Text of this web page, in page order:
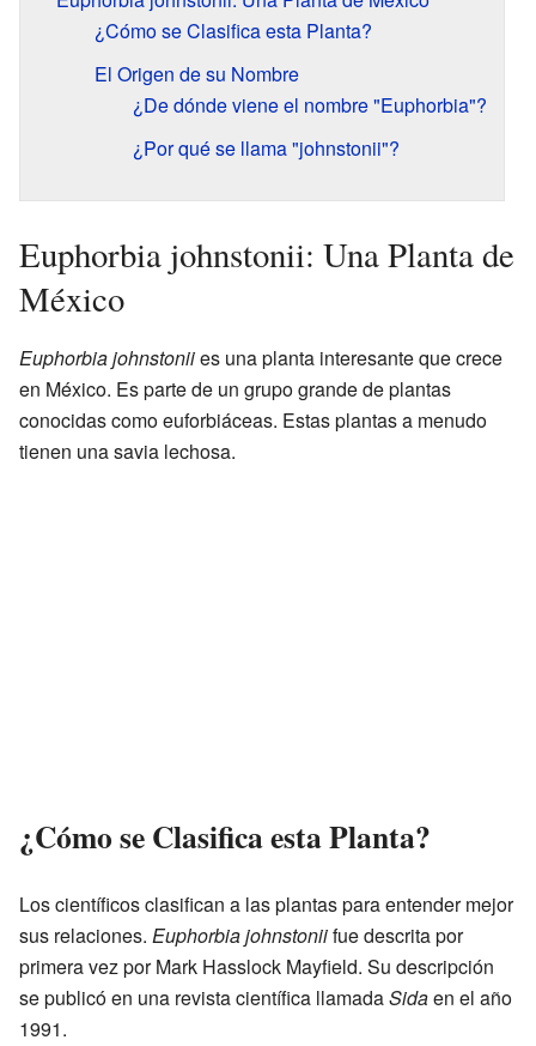
¿Cómo se Clasifica esta Planta?
El Origen de su Nombre
¿De dónde viene el nombre "Euphorbia"?
¿Por qué se llama "johnstonii"?
Euphorbia johnstonii: Una Planta de
México
Euphorbia johnstoniies una planta interesante que crece
en México. Es parte de un grupo grande de plantas
conocidas como euforbiáceas. Estas plantas a menudo
tienen una savia lechosa.
¿Cómo se Clasifica esta Planta?
Los científicos clasifican a las plantas para entender mejor
sus relaciones. Euphorbia johnstoniifue descrita por
primera vez por Mark Hasslock Mayfield. Su descripción
se publicó en una revista científica llamadaSidaen el año
1991.